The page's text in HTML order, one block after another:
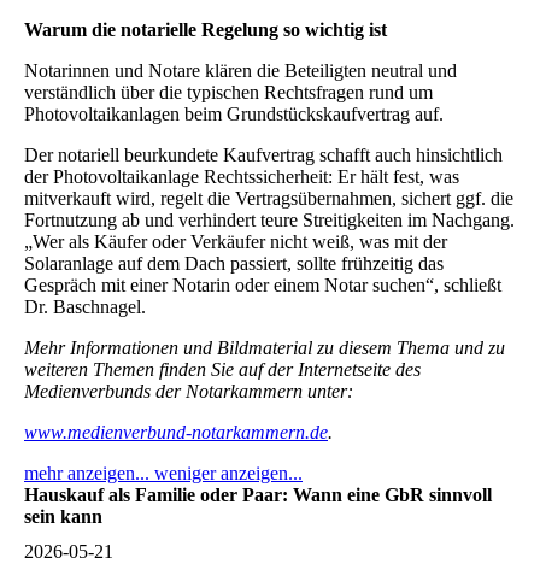
Warum die notarielle Regelung so wichtig ist
Notarinnen und Notare klären die Beteiligten neutral und
verständlich über die typischen Rechtsfragen rund um
Photovoltaikanlagen beim Grundstückskaufvertrag auf.
Der notariell beurkundete Kaufvertrag schafft auch hinsichtlich
der Photovoltaikanlage Rechtssicherheit: Er hält fest, was
mitverkauft wird, regelt die Vertragsübernahmen, sichert ggf. die
Fortnutzung ab und verhindert teure Streitigkeiten im Nachgang.
„Wer als Käufer oder Verkäufer nicht weiß, was mit der
Solaranlage auf dem Dach passiert, sollte frühzeitig das
Gespräch mit einer Notarin oder einem Notar suchen“, schließt
Dr. Baschnagel.
Mehr Informationen und Bildmaterial zu diesem Thema und zu
weiteren Themen finden Sie auf der Internetseite des
Medienverbunds der Notarkammern unter:
www.medienverbund-notarkammern.de.
mehr anzeigen... weniger anzeigen...
Hauskauf als Familie oder Paar: Wann eine GbR sinnvoll
sein kann
2026-05-21